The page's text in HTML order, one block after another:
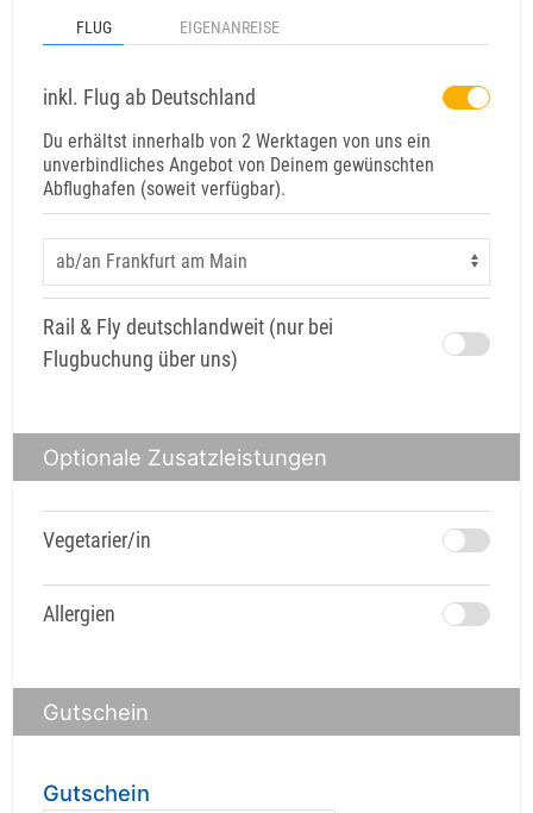
FLUG EIGENANREISE
inkl. Flug ab Deutschland
Du erhältst innerhalb von 2 Werktagen von uns ein
unverbindliches Angebot von Deinem gewünschten
Abflughafen (soweit verfügbar).
Rail & Fly deutschlandweit (nur bei
Flugbuchung über uns)
Optionale Zusatzleistungen
Vegetarier/in
Allergien
Gutschein
Gutschein